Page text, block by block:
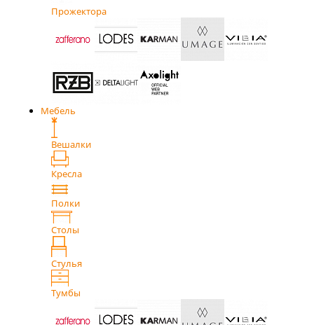
Прожектора
Мебель
Вешалки
Кресла
Полки
Столы
Стулья
Тумбы